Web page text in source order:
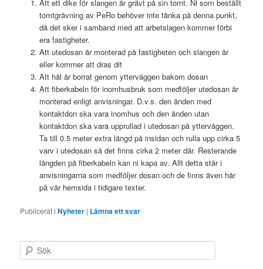
Att ett dike för slangen är grävt på sin tomt. Ni som beställt
tomtgrävning av PeRo behöver inte tänka på denna punkt,
då det sker i samband med att arbetslagen kommer förbi
era fastigheter.
Att utedosan är monterad på fastigheten och slangen är
eller kommer att dras dit
Att hål är borrat genom ytterväggen bakom dosan
Att fiberkabeln för inomhusbruk som medföljer utedosan är
monterad enligt anvisningar. D.v.s. den änden med
kontaktdon ska vara inomhus och den änden utan
kontaktdon ska vara upprullad i utedosan på ytterväggen.
Ta till 0.5 meter extra längd på insidan och rulla upp cirka 5
varv i utedosan så det finns cirka 2 meter där. Resterande
längden på fiberkabeln kan ni kapa av. Allt detta står i
anvisningarna som medföljer dosan och de finns även här
på vår hemsida i tidigare texter.
Publicerat i Nyheter | Lämna ett svar
ö